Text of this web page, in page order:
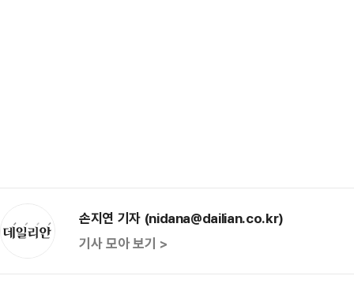
손지연 기자 (nidana@dailian.co.kr)
기사 모아 보기 >